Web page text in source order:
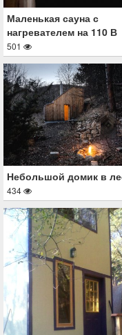
Маленькая сауна с
нагревателем на 110 В
501
Небольшой домик в
434